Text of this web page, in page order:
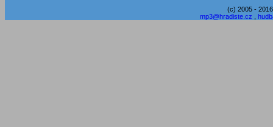
(c) 2005 -
mp3@hradiste.cz